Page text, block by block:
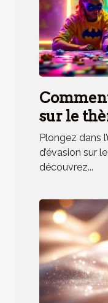
sur le
héros
d'équipe
Plongez dans
d’évasion sur
découvrez...